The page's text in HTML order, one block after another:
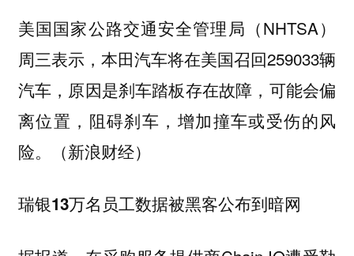
美国国家公路交通安全管理局（NHTSA）
周三表示，本田汽车将在美国召回259033辆
汽车，原因是刹车踏板存在故障，可能会偏
离位置，阻碍刹车，增加撞车或受伤的风
险。（新浪财经）
瑞银13万名员工数据被黑客公布到暗网